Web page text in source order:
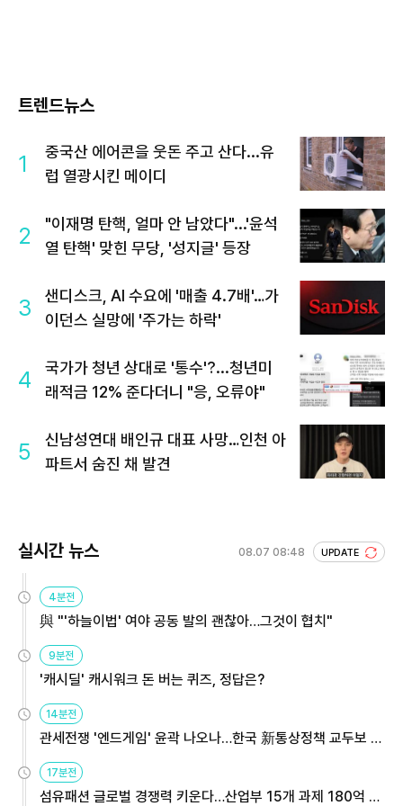
트렌드뉴스
1
중국산 에어콘을 웃돈 주고 산다...유
럽 열광시킨 메이디
2
"이재명 탄핵, 얼마 안 남았다"...'윤석
열 탄핵' 맞힌 무당, '성지글' 등장
3
샌디스크, AI 수요에 '매출 4.7배'…가
이던스 실망에 '주가는 하락'
4
국가가 청년 상대로 '통수'?...청년미
래적금 12% 준다더니 "응, 오류야"
5
신남성연대 배인규 대표 사망…인천 아
파트서 숨진 채 발견
실시간 뉴스 08.07 08:48 UPDATE
4분전
與 "'하늘이법' 여야 공동 발의 괜찮아…그것이 협치"
9분전
'캐시딜' 캐시워크 돈 버는 퀴즈, 정답은?
14분전
관세전쟁 '엔드게임' 윤곽 나오나…한국 新통상정책 교두보 활
용해야
17분전
섬유패션 글로벌 경쟁력 키운다…산업부 15개 과제 180억 지